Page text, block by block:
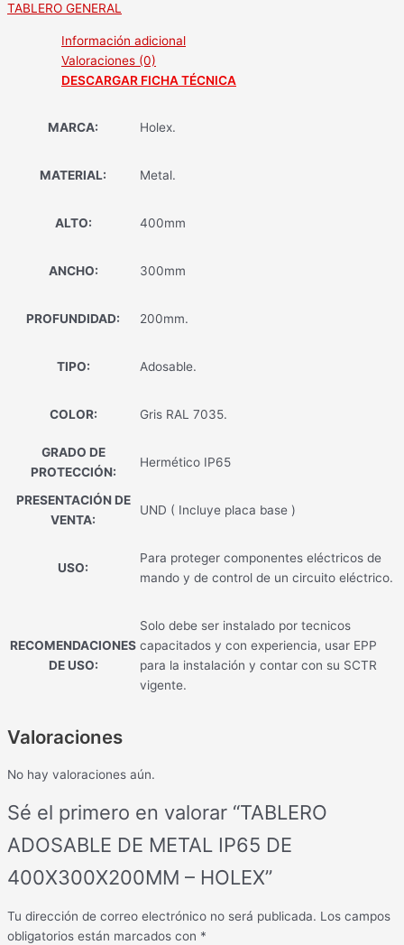
TABLERO GENERAL
Información adicional
Valoraciones (0)
DESCARGAR FICHA TÉCNICA
MARCA: Holex.
MATERIAL: Metal.
ALTO: 400mm
ANCHO: 300mm
PROFUNDIDAD: 200mm.
TIPO: Adosable.
COLOR: Gris RAL 7035.
GRADO DE
PROTECCIÓN:
Hermético IP65
PRESENTACIÓN DE
VENTA:
UND ( Incluye placa base )
USO:
Para proteger componentes eléctricos de
mando y de control de un circuito eléctrico.
RECOMENDACIONES
DE USO:
Solo debe ser instalado por tecnicos
capacitados y con experiencia, usar EPP
para la instalación y contar con su SCTR
vigente.
Valoraciones
No hay valoraciones aún.
Sé el primero en valorar “TABLERO
ADOSABLE DE METAL IP65 DE
400X300X200MM – HOLEX”
Tu dirección de correo electrónico no será publicada. Los campos
obligatorios están marcados con *